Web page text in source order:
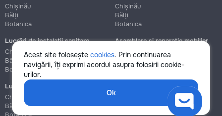
Acest site folosește cookies. Prin continuarea
navigării, îți exprimi acordul asupra folosirii cookie-
urilor.
Ok
Chișinău
Bălți
Botanica
Chișinău
Bălți
Botanica
Lucrări de instalații sanitare
Chișinău
Bălți
Botanica
Asamblare și reparație mobilier
Chișinău
Botanica
Lucrări de construcție și instalare
Chișinău
Bălți